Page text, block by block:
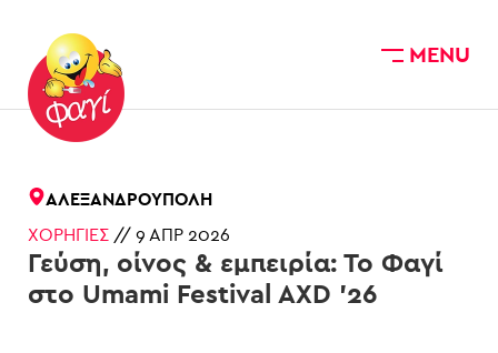
Skip to main content MENU
ΑΛΕΞΑΝΔΡΟΎΠΟΛΗ
ΧΟΡΗΓΊΕΣ // 9 ΑΠΡ 2026
Γεύση, οίνος & εμπειρία: Το Φαγί
στο Umami Festival AXD ’26